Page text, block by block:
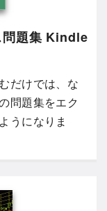
問題集 Kindle
だけでは、な
問題集をエク
うになりま